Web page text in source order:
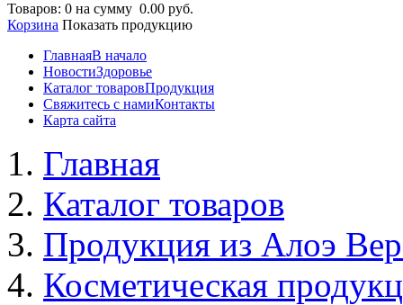
Товаров: 0 на сумму 0.00 руб.
Корзина Показать продукцию
ГлавнаяВ начало
НовостиЗдоровье
Каталог товаровПродукция
Свяжитесь с намиКонтакты
Карта сайта
Главная
Каталог товаров
Продукция из Алоэ
Косметическая